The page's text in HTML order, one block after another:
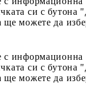
си с бутона
можете да
с информационна
си с бутона
можете да